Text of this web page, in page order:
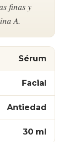
finas y
A.
Sérum
Facial
Antiedad
30 ml